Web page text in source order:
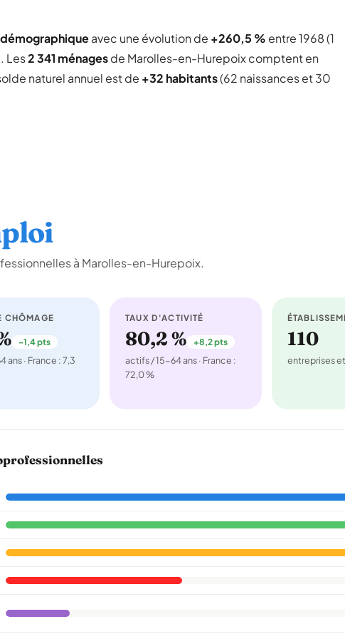
avec une évolution de +260,5 % entre 1968 (1
Les2 341 ménagesde Marolles-en-Hurepoix comptent en
naturel annuel est de +32 habitants(62 naissances et 30
à Marolles-en-Hurepoix.
CHÔMAGE
-1,4 pts
ans · France : 7,3
TAUX D'ACTIVITÉ
80,2 % +8,2 pts
actifs / 15-64 ans · France :
72,0 %
110
entreprises